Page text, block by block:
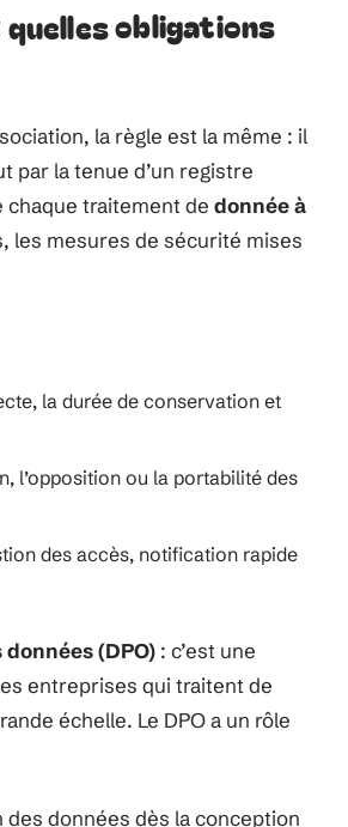
obligations
la règle est la même : il
par la tenue d’un registre
traitement de donnée à
les mesures de sécurité mises
la durée de conservation et
l’opposition ou la portabilité des
des accès, notification rapide
(DPO) : c’est une
entreprises qui traitent de
échelle. Le DPO a un rôle
données dès la conception